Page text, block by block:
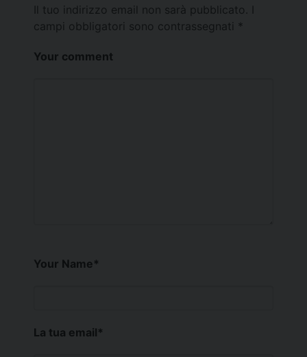
Il tuo indirizzo email non sarà pubblicato.
campi obbligatori sono contrassegnati *
Your comment
Your Name*
La tua email*